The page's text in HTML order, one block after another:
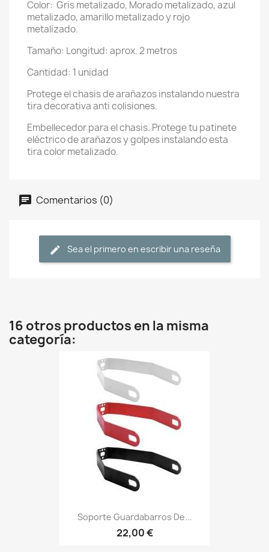
Color: Gris metalizado, Morado metalizado, azul
metalizado, amarillo metalizado y rojo
metalizado.
Tamaño: Longitud: aprox. 2 metros
Cantidad: 1 unidad
Protege el chasis de arañazos instalando nuestra
tira decorativa anti colisiones.
Embellecedor para el chasis. Protege tu patinete
eléctrico de arañazos y golpes instalando esta
tira color metalizado.
Comentarios (0)
Sea el primero en escribir una reseña
16 otros productos en la misma
categoría:
Soporte Guardabarros De...
22,00 €